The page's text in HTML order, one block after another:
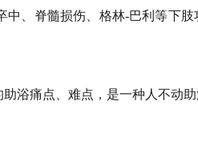
中、脊髓损伤、格林-巴利等下肢
浴痛点、难点，是一种人不动